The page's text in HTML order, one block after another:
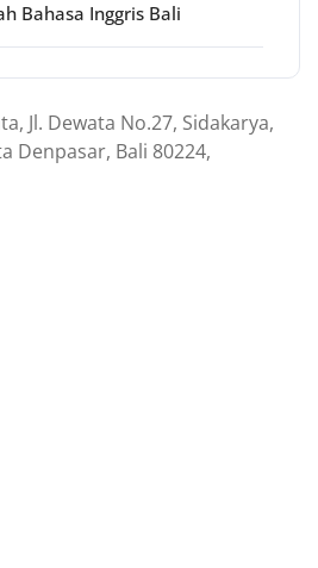
Bahasa Inggris Bali
Jl. Dewata No.27, Sidakarya,
Denpasar, Bali 80224,